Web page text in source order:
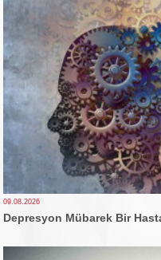
09.08.2026
Depresyon Mübarek Bir